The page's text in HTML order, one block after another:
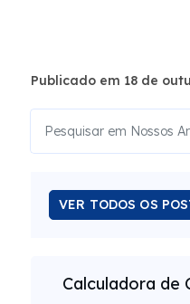
Publicado em 18 de
VER TODOS OS
Calculadora de